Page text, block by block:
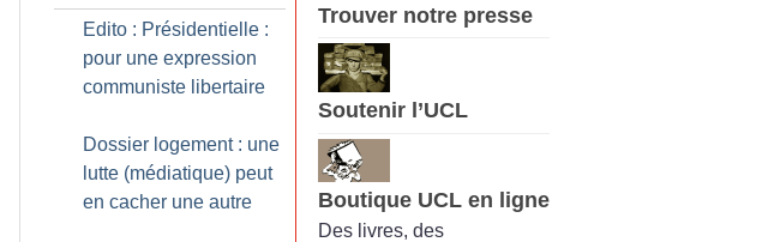
Edito : Présidentielle :
pour une expression
communiste libertaire
Dossier logement : une
lutte (médiatique) peut
en cacher une autre
Trouver notre presse
Soutenir l’UCL
Boutique UCL en ligne
Des livres, des